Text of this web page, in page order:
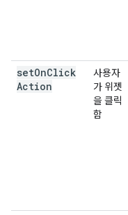
setOnClick
Action
사용자
가 위젯
을 클릭
함